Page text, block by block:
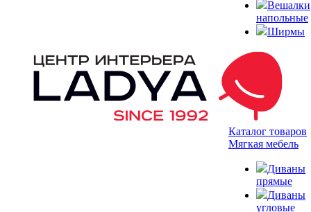
Вешалки
напольные
Ширмы
Каталог товаров
Мягкая мебель
Диваны
прямые
Диваны
угловые